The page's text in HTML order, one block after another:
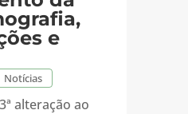
e
Notícias
alteração ao